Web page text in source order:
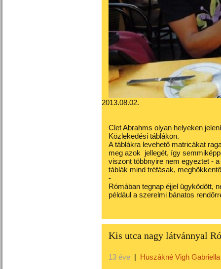
2013.08.02.
Clet Abrahms olyan helyeken
Közlekedési táblákon.
A táblákra levehető matricákat
meg azok jellegét, így
viszont többnyire nem egyeztet -
táblák mind tréfásak,
-
Rómában tegnap éjjel ügyködött,
például a szerelmi bánatos
Kis utca nagy látvánnyal
13 éve | Huszákné Vigh Gabriella